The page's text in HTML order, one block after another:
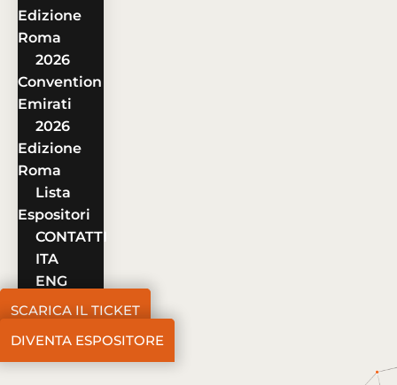
Edizione
Roma
2026
Convention
Emirati
2026
Edizione
Roma
Lista
Espositori
CONTATTI
ITA
ENG
SCARICA IL TICKET
DIVENTA ESPOSITORE